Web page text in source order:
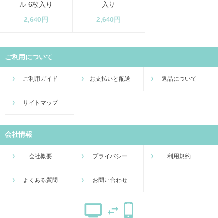
ル 6枚入り
2,640円
入り
2,640円
ご利用について
ご利用ガイド お支払いと配送 返品について
サイトマップ
会社情報
会社概要 プライバシー 利用規約
よくある質問 お問い合わせ